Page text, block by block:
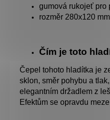
gumová rukojeť pro
rozměr 280x120 mm
Čím je toto
Čepel tohoto hladítka je
sklon, směr pohybu a
elegantním držadlem z
Efektům se opravdu